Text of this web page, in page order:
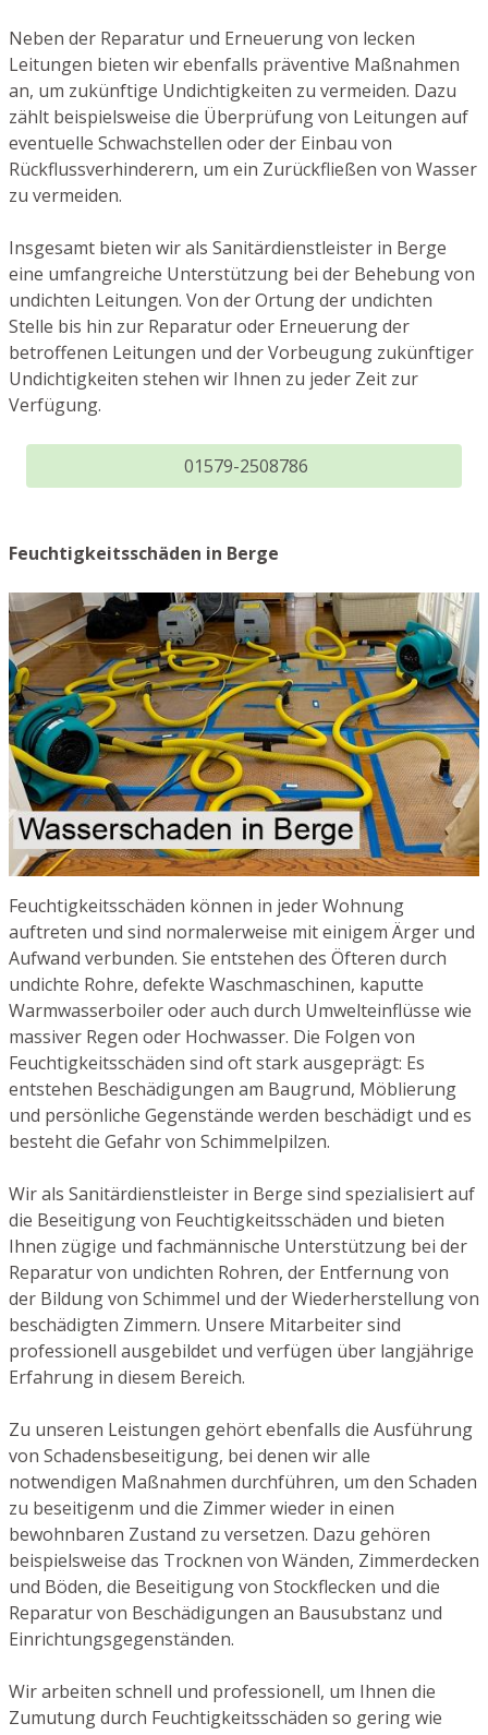
Neben der Reparatur und Erneuerung von lecken
Leitungen bieten wir ebenfalls präventive Maßnahmen
an, um zukünftige Undichtigkeiten zu vermeiden. Dazu
zählt beispielsweise die Überprüfung von Leitungen auf
eventuelle Schwachstellen oder der Einbau von
Rückflussverhinderern, um ein Zurückfließen von Wasser
zu vermeiden.
Insgesamt bieten wir als Sanitärdienstleister in Berge
eine umfangreiche Unterstützung bei der Behebung von
undichten Leitungen. Von der Ortung der undichten
Stelle bis hin zur Reparatur oder Erneuerung der
betroffenen Leitungen und der Vorbeugung zukünftiger
Undichtigkeiten stehen wir Ihnen zu jeder Zeit zur
Verfügung.
01579-2508786
Feuchtigkeitsschäden in Berge
Feuchtigkeitsschäden können in jeder Wohnung
auftreten und sind normalerweise mit einigem Ärger und
Aufwand verbunden. Sie entstehen des Öfteren durch
undichte Rohre, defekte Waschmaschinen, kaputte
Warmwasserboiler oder auch durch Umwelteinflüsse wie
massiver Regen oder Hochwasser. Die Folgen von
Feuchtigkeitsschäden sind oft stark ausgeprägt: Es
entstehen Beschädigungen am Baugrund, Möblierung
und persönliche Gegenstände werden beschädigt und es
besteht die Gefahr von Schimmelpilzen.
Wir als Sanitärdienstleister in Berge sind spezialisiert auf
die Beseitigung von Feuchtigkeitsschäden und bieten
Ihnen zügige und fachmännische Unterstützung bei der
Reparatur von undichten Rohren, der Entfernung von
der Bildung von Schimmel und der Wiederherstellung von
beschädigten Zimmern. Unsere Mitarbeiter sind
professionell ausgebildet und verfügen über langjährige
Erfahrung in diesem Bereich.
Zu unseren Leistungen gehört ebenfalls die Ausführung
von Schadensbeseitigung, bei denen wir alle
notwendigen Maßnahmen durchführen, um den Schaden
zu beseitigenm und die Zimmer wieder in einen
bewohnbaren Zustand zu versetzen. Dazu gehören
beispielsweise das Trocknen von Wänden, Zimmerdecken
und Böden, die Beseitigung von Stockflecken und die
Reparatur von Beschädigungen an Bausubstanz und
Einrichtungsgegenständen.
Wir arbeiten schnell und professionell, um Ihnen die
Zumutung durch Feuchtigkeitsschäden so gering wie